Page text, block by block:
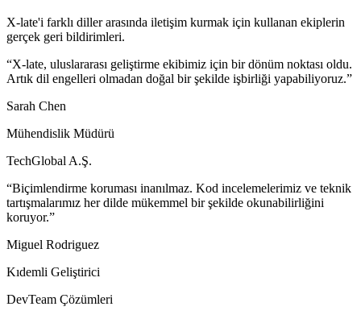
X-late'i farklı diller arasında iletişim kurmak için kullanan ekiplerin
gerçek geri bildirimleri.
“X-late, uluslararası geliştirme ekibimiz için bir dönüm noktası oldu.
Artık dil engelleri olmadan doğal bir şekilde işbirliği yapabiliyoruz.”
Sarah Chen
Mühendislik Müdürü
TechGlobal A.Ş.
“Biçimlendirme koruması inanılmaz. Kod incelemelerimiz ve teknik
tartışmalarımız her dilde mükemmel bir şekilde okunabilirliğini
koruyor.”
Miguel Rodriguez
Kıdemli Geliştirici
DevTeam Çözümleri